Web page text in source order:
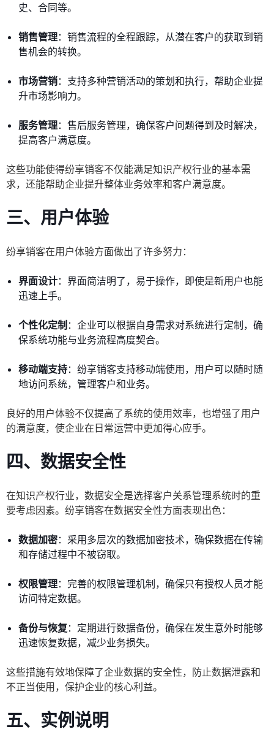
史、合同等。
销售管理：销售流程的全程跟踪，从潜在客户的获取到销
售机会的转换。
市场营销：支持多种营销活动的策划和执行，帮助企业提
升市场影响力。
服务管理：售后服务管理，确保客户问题得到及时解决，
提高客户满意度。
这些功能使得纷享销客不仅能满足知识产权行业的基本需
求，还能帮助企业提升整体业务效率和客户满意度。
三、用户体验
纷享销客在用户体验方面做出了许多努力：
界面设计：界面简洁明了，易于操作，即使是新用户也能
迅速上手。
个性化定制 ：企业可以根据自身需求对系统进行定制，确
保系统功能与业务流程高度契合。
移动端支持：纷享销客支持移动端使用，用户可以随时随
地访问系统，管理客户和业务。
良好的用户体验不仅提高了系统的使用效率，也增强了用户
的满意度，使企业在日常运营中更加得心应手。
四、数据安全性
在知识产权行业，数据安全是选择客户关系管理系统时的重
要考虑因素。纷享销客在数据安全性方面表现出色：
数据加密：采用多层次的数据加密技术，确保数据在传输
和存储过程中不被窃取。
权限管理：完善的权限管理机制，确保只有授权人员才能
访问特定数据。
备份与恢复 ：定期进行数据备份，确保在发生意外时能够
迅速恢复数据，减少业务损失。
这些措施有效地保障了企业数据的安全性，防止数据泄露和
不正当使用，保护企业的核心利益。
五、实例说明